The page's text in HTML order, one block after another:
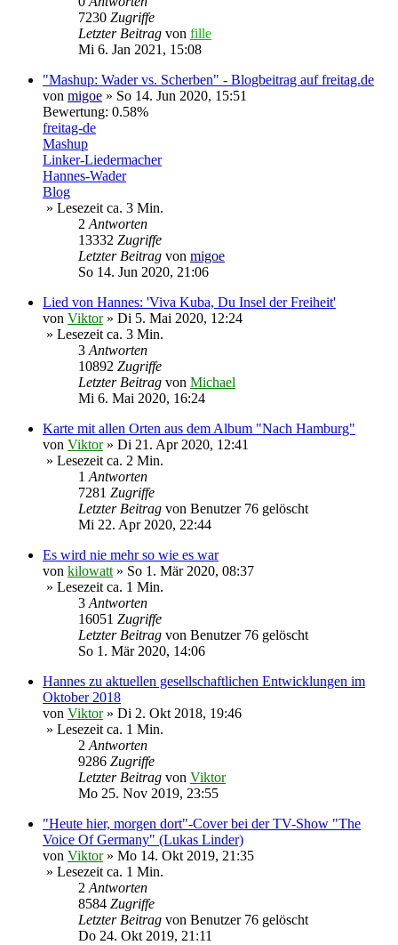
7230 Zugriffe
Letzter Beitrag von fille
Mi 6. Jan 2021, 15:08
"Mashup: Wader vs. Scherben" - Blogbeitrag auf freitag.de
von migoe » So 14. Jun 2020, 15:51
Bewertung: 0.58%
freitag-de
Mashup
Linker-Liedermacher
Hannes-Wader
Blog
» Lesezeit ca. 3 Min.
2Antworten
13332 Zugriffe
Letzter Beitrag von migoe
So 14. Jun 2020, 21:06
Lied von Hannes: 'Viva Kuba, Du Insel der Freiheit'
von Viktor» Di 5. Mai 2020, 12:24
» Lesezeit ca. 3 Min.
3Antworten
10892 Zugriffe
Letzter Beitrag von Michael
Mi 6. Mai 2020, 16:24
Karte mit allen Orten aus dem Album "Nach Hamburg"
von Viktor» Di 21. Apr 2020, 12:41
» Lesezeit ca. 2 Min.
1Antworten
7281 Zugriffe
Letzter Beitrag von Benutzer 76 gelöscht
Mi 22. Apr 2020, 22:44
Es wird nie mehr so wie es war
von kilowatt» So 1. Mär 2020, 08:37
» Lesezeit ca. 1 Min.
3Antworten
16051 Zugriffe
Letzter Beitrag von Benutzer 76 gelöscht
So 1. Mär 2020, 14:06
Hannes zu aktuellen gesellschaftlichen Entwicklungen im
Oktober 2018
von Viktor» Di 2. Okt 2018, 19:46
» Lesezeit ca. 1 Min.
2Antworten
9286 Zugriffe
Letzter Beitrag von Viktor
Mo 25. Nov 2019, 23:55
"Heute hier, morgen dort"-Cover bei der TV-Show "The
Voice Of Germany" (Lukas Linder)
von Viktor» Mo 14. Okt 2019, 21:35
» Lesezeit ca. 1 Min.
2Antworten
8584 Zugriffe
Letzter Beitrag von Benutzer 76 gelöscht
Do 24. Okt 2019, 21:11